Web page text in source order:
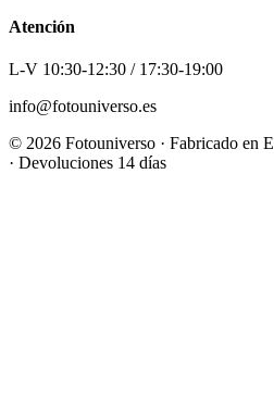
Atención
L-V 10:30-12:30 / 17:30-19:00
info@fotouniverso.es
© 2026 Fotouniverso · Fabricado en
· Devoluciones 14 días